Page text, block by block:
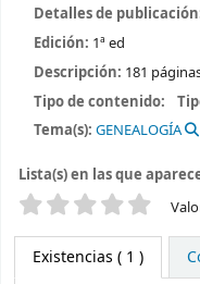
Detalles de
Edición: 1ª ed
Descripción: 181
Tipo de contenido:
Tema(s): GENEALOGÍA
Lista(s) en las que
Valoración
Existencias ( 1 )